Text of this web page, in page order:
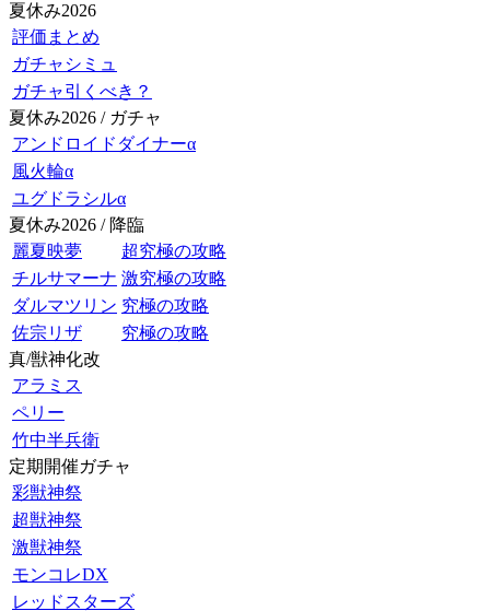
夏休み2026
評価まとめ
ガチャシミュ
ガチャ引くべき？
夏休み2026 / ガチャ
アンドロイドダイナーα
風火輪α
ユグドラシルα
夏休み2026 / 降臨
麗夏映夢
超究極の攻略
チルサマーナ 激究極の攻略
ダルマツリン 究極の攻略
佐宗リザ
究極の攻略
真/獣神化改
アラミス
ペリー
竹中半兵衛
定期開催ガチャ
彩獣神祭
超獣神祭
激獣神祭
モンコレDX
レッドスターズ